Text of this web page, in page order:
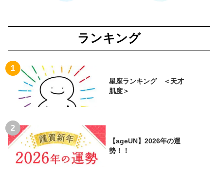
ランキング
星座ランキング ＜天才
肌度＞
【ageUN】2026年の運
勢！！